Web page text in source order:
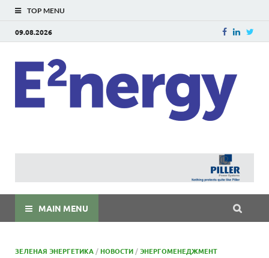
TOP MENU
09.08.2026
MAIN MENU
ЗЕЛЕНАЯ ЭНЕРГЕТИКА /НОВОСТИ /ЭНЕРГОМЕНЕДЖМЕНТ